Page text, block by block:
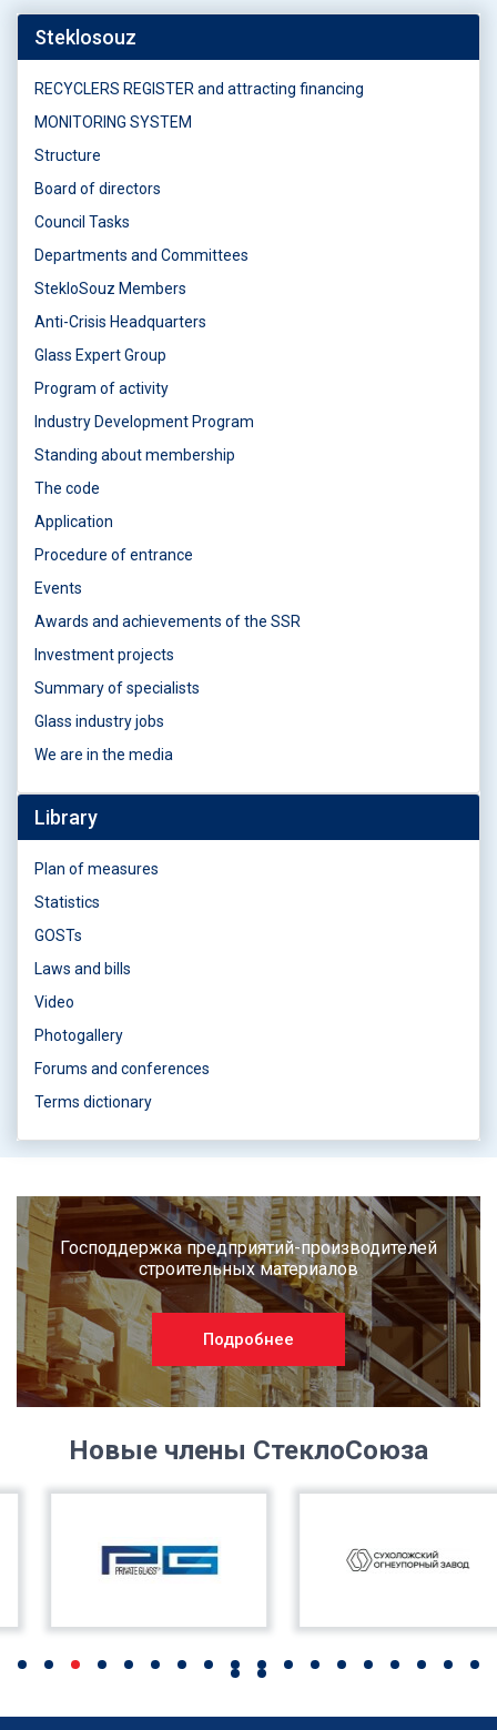
Steklosouz
RECYCLERS REGISTER and attracting financing
MONITORING SYSTEM
Structure
Board of directors
Council Tasks
Departments and Committees
StekloSouz Members
Anti-Crisis Headquarters
Glass Expert Group
Program of activity
Industry Development Program
Standing about membership
The code
Application
Procedure of entrance
Events
Awards and achievements of the SSR
Investment projects
Summary of specialists
Glass industry jobs
We are in the media
Library
Plan of measures
Statistics
GOSTs
Laws and bills
Video
Photogallery
Forums and conferences
Terms dictionary
Господдержка предприятий-производителей
строительных материалов
Подробнее
Новые члены СтеклоСоюза